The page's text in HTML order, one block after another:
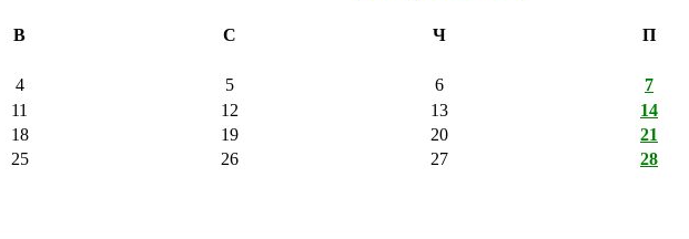
В С Ч П
4 5 6 7
11 12 13 14
18 19 20 21
25 26 27 28